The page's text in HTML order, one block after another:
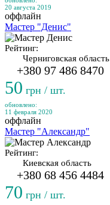
20 августа 2019
оффлайн
Мастер "Денис"
Рейтинг:
Черниговская область
+380 97 486 8470
50 грн / шт.
обновлено:
11 февраля 2020
оффлайн
Мастер "Александр"
Рейтинг:
Киевская область
+380 68 456 4484
70 грн / шт.